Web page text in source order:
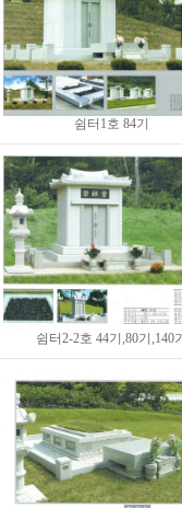
쉼터1호 84기
쉼터2-2호 44기,80기,140